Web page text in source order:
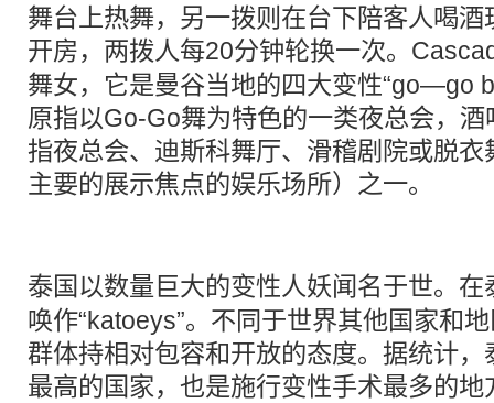
舞台上热舞，另一拨则在台下陪客人喝
开房，两拨人每20分钟轮换一次。
舞女，它是曼谷当地的四大变性“go—go
原指以Go-Go舞为特色的一类夜总会，
指夜总会、迪斯科舞厅、滑稽剧院或脱
主要的展示焦点的娱乐场所）之一。
泰国以数量巨大的变性人妖闻名于世。在
唤作“katoeys”。不同于世界其他国家和
群体持相对包容和开放的态度。据统计
最高的国家，也是施行变性手术最多的